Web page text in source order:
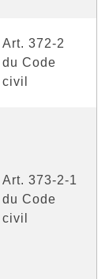
Art. 372-2
du Code
civil
Art. 373-2-1
du Code
civil